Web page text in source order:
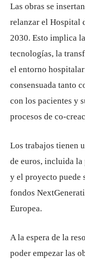
Las obras se
relanzar el Hospital
2030. Esto implica
tecnologías, la
el entorno
consensuada tanto
con los pacientes y
procesos de co-
Los trabajos tienen
de euros, incluida
y el proyecto puede
fondos
Europea.
A la espera de la
poder empezar las